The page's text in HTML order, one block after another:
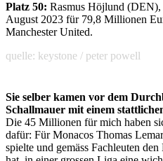
Platz 50: Rasmus Höjlund (DEN),
August 2023 für 79,8 Millionen
Manchester United.
quelle: keystone / peter powell
Sie selber kamen vor dem
Schallmauer mit einem
Die 45 Millionen für mich haben
dafür: Für Monacos Thomas
spielte und gemäss Fachleuten